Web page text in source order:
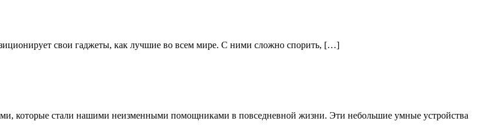
свои гаджеты, как лучшие во всем мире. С ними сложно спорить, […]
которые стали нашими неизменными помощниками в повседневной жизни. Эти небольшие умные устройства